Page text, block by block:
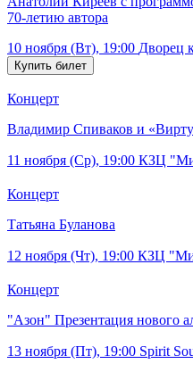
70-летию автора
10 ноября (Вт), 19:00 Дворец
Концерт
Владимир Спиваков и
11 ноября (Ср), 19:00 КЗЦ
Концерт
Татьяна Буланова
12 ноября (Чт), 19:00 КЗЦ
Концерт
"Азон" Презентация нового
13 ноября (Пт), 19:00 Spirit